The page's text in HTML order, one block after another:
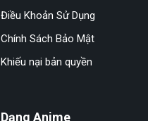
Điều Khoản Sử Dụng
Chính Sách Bảo Mật
Khiếu nại bản quyền
Dạng Anime